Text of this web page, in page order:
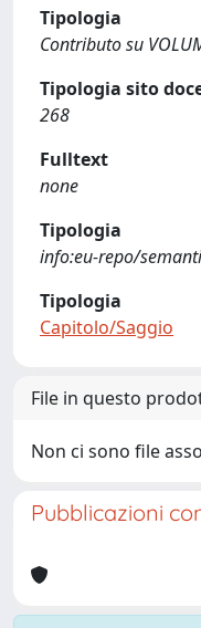
Tipologia
Contributo su
Tipologia sito
268
Fulltext
none
Tipologia
info:eu-repo/
Tipologia
Capitolo/Saggio
File in questo
Non ci sono file
Pubblicazioni